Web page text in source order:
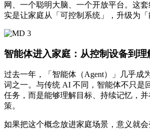
网、一个聪明大脑、一个开放平台。这
实是让家庭从「可控制系统」，升级为「
智能体进入家庭：从控制设备到理
过去一年，「智能体（Agent）」几乎成
词之一。与传统 AI 不同，智能体不只是
任务，而是能够理解目标、持续记忆，
策。
如果把这个概念放进家庭场景，意义就会